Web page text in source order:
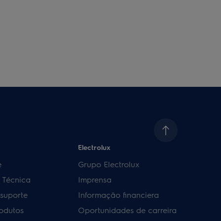
Electrolux
Grupo Electrolux
Imprensa
Informação financiera
Oportunidades de carreira